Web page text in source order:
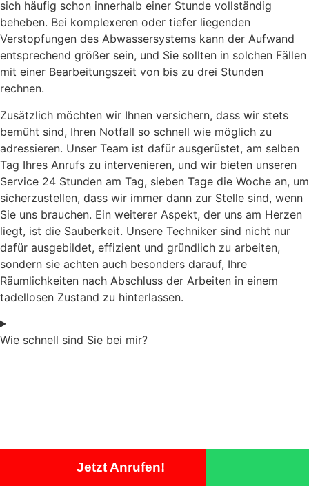
sich häufig schon innerhalb einer Stunde vollständig
beheben. Bei komplexeren oder tiefer liegenden
Verstopfungen des Abwassersystems kann der Aufwand
entsprechend größer sein, und Sie sollten in solchen Fällen
mit einer Bearbeitungszeit von bis zu drei Stunden
rechnen.
Zusätzlich möchten wir Ihnen versichern, dass wir stets
bemüht sind, Ihren Notfall so schnell wie möglich zu
adressieren. Unser Team ist dafür ausgerüstet, am selben
Tag Ihres Anrufs zu intervenieren, und wir bieten unseren
Service 24 Stunden am Tag, sieben Tage die Woche an, um
sicherzustellen, dass wir immer dann zur Stelle sind, wenn
Sie uns brauchen. Ein weiterer Aspekt, der uns am Herzen
liegt, ist die Sauberkeit. Unsere Techniker sind nicht nur
dafür ausgebildet, effizient und gründlich zu arbeiten,
sondern sie achten auch besonders darauf, Ihre
Räumlichkeiten nach Abschluss der Arbeiten in einem
tadellosen Zustand zu hinterlassen.
Wie schnell sind Sie bei mir?
Jetzt Anrufen!